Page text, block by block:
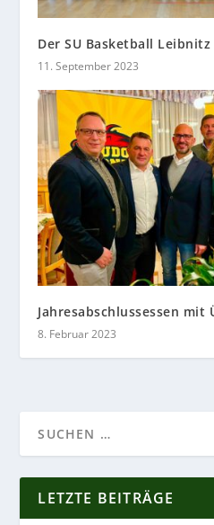
Der SU Basketball
11. September 2023
Jahresabschlussessen mit
8. Februar 2023
LETZTE BEITRÄGE